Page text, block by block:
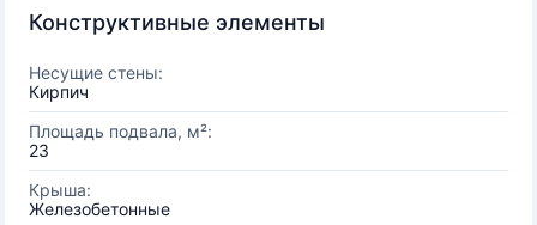
Конструктивные элементы
Несущие стены:
Кирпич
Площадь подвала, м²:
23
Крыша:
Железобетонные